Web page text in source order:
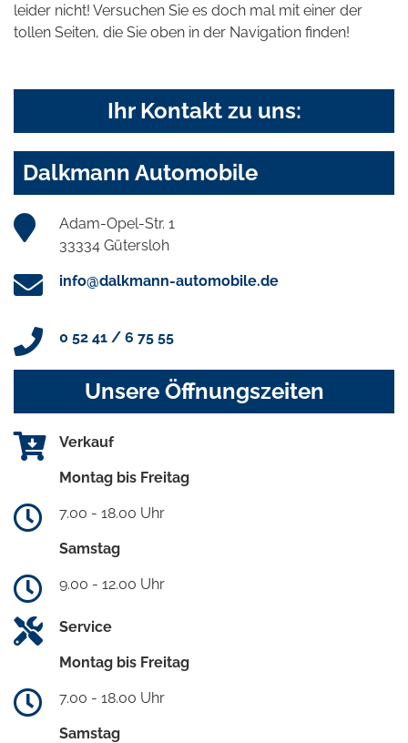
leider nicht! Versuchen Sie es doch mal mit einer der
tollen Seiten, die Sie oben in der Navigation finden!
Ihr Kontakt zu uns:
Dalkmann Automobile
Adam-Opel-Str. 1
33334 Gütersloh
info@dalkmann-automobile.de
0 52 41 / 6 75 55
Unsere Öffnungszeiten
Verkauf
Montag bis Freitag
7.00 - 18.00 Uhr
Samstag
9.00 - 12.00 Uhr
Service
Montag bis Freitag
7.00 - 18.00 Uhr
Samstag